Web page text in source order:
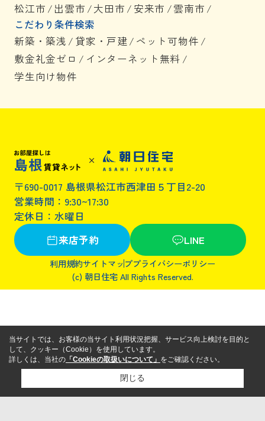
松江市 / 出雲市 /大田市 / 安来市 /雲南市 /
こだわり条件検索
新築・築浅 / 貸家・戸建/ ペット可物件 /
敷金礼金ゼロ / インターネット無料 /
学生向け物件
〒690-0017 島根県松江市西津田５丁目2-20
営業時間：9:30~17:30
定休日：水曜日
来店予約
LINE
利用規約サイトマッププライバシーポリシー
(c) 朝日住宅 All Rights Reserved.
当サイトでは、お客様の当サイト利用状況把握、サービス向上検討を目的と
して、クッキー（Cookie）を使用しています。
詳しくは、当社の 「Cookieの取扱いについて」 をご確認ください。
閉じる